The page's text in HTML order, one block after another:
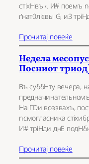
стіхHвъ ‹. И# поeмъ
ґнат0лієвы G, и3
Прочитај повеќе
Недела
Посниот
Въ суббHту вeчера,
На ГDи воззвaхъ,
nсмоглaсника
И# тріHди днE
Прочитај повеќе